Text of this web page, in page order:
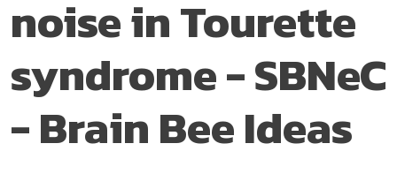
noise in Tourette
syndrome - SBNeC
- Brain Bee Ideas